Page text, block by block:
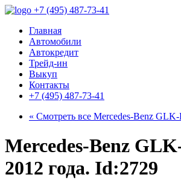
+7 (495) 487-73-41
Главная
Автомобили
Автокредит
Трейд-ин
Выкуп
Контакты
+7 (495) 487-73-41
« Смотреть все Mercedes-Benz GLK-
Mercedes-Benz
2012 года. Id:2729